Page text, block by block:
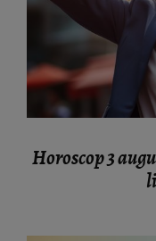
Horoscop 3